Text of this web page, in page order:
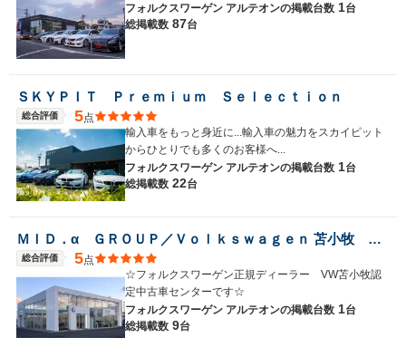
フォルクスワーゲン アルテオンの掲載台数 1台
総掲載数 87台
ＳＫＹＰＩＴ Ｐｒｅｍｉｕｍ Ｓｅｌｅｃｔｉｏｎ
総合評価 5点
輸入車をもっと身近に...輸入車の魅力をスカイピット
からひとりでも多くのお客様へ...
フォルクスワーゲン アルテオンの掲載台数 1台
総掲載数 22台
ＭＩＤ．α ＧＲＯＵＰ／Ｖｏｌｋｓｗａｇｅｎ 苫小牧 認定中古車センター／株式会社ＭＩＤ ＡＬＦＡ
総合評価 5点
☆フォルクスワーゲン正規ディーラー VW苫小牧認
定中古車センターです☆
フォルクスワーゲン アルテオンの掲載台数 1台
総掲載数 9台